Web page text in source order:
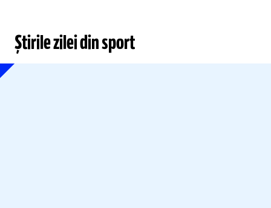
Știrile zilei din sport